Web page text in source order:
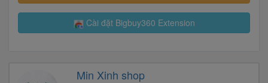
Cài đặt Bigbuy360 Extension
Min Xinh shop